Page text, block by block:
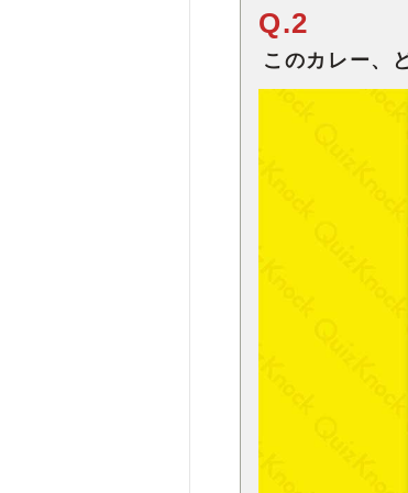
Q.2
このカレー、